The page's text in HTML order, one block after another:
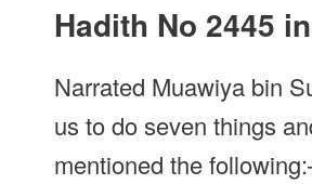
Hadith No 2445
Narrated Muawiya bin
us to do seven things
mentioned the